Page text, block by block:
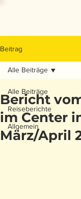
Beitrag
Alle Beiträge
Reiseberichte
Allgemein
Alle Beiträge
Bericht
im Center
März/April